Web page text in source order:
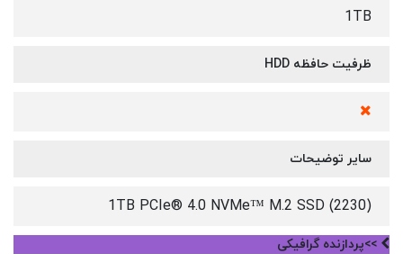
1TB
ظرفیت حافظه HDD
سایر توضیحات
1TB PCIe® 4.0 NVMe™ M.2 SSD (2230)
>>پردازنده گرافیکی